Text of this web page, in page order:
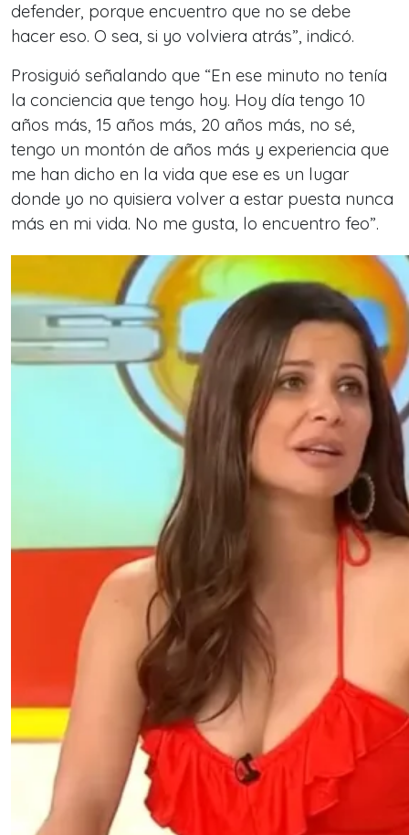
defender, porque encuentro que no se debe
hacer eso. O sea, si yo volviera atrás”, indicó.
Prosiguió señalando que “En ese minuto no tenía
la conciencia que tengo hoy. Hoy día tengo 10
años más, 15 años más, 20 años más, no sé,
tengo un montón de años más y experiencia que
me han dicho en la vida que ese es un lugar
donde yo no quisiera volver a estar puesta nunca
más en mi vida. No me gusta, lo encuentro feo”.